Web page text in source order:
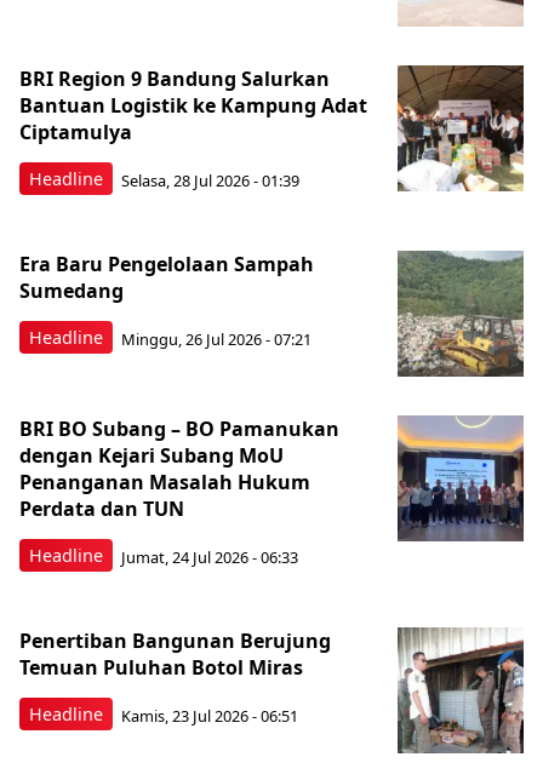
Headline
BRI Region 9 Bandung Salurkan
Bantuan Logistik ke Kampung Adat
Ciptamulya
Selasa, 28 Jul 2026 - 01:39
Headline
Era Baru Pengelolaan Sampah
Sumedang
Minggu, 26 Jul 2026 - 07:21
Headline
BRI BO Subang – BO Pamanukan
dengan Kejari Subang MoU
Penanganan Masalah Hukum
Perdata dan TUN
Jumat, 24 Jul 2026 - 06:33
Headline
Penertiban Bangunan Berujung
Temuan Puluhan Botol Miras
Kamis, 23 Jul 2026 - 06:51